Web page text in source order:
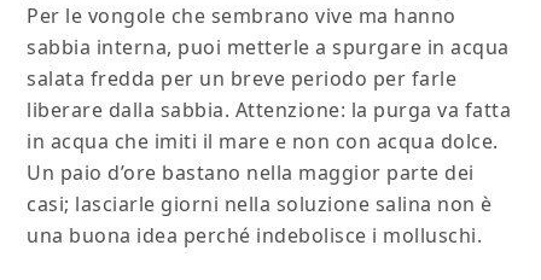
Per le vongole che sembrano vive ma hanno
sabbia interna, puoi metterle a spurgare in acqua
salata fredda per un breve periodo per farle
liberare dalla sabbia. Attenzione: la purga va fatta
in acqua che imiti il mare e non con acqua dolce.
Un paio d’ore bastano nella maggior parte dei
casi; lasciarle giorni nella soluzione salina non è
una buona idea perché indebolisce i molluschi.